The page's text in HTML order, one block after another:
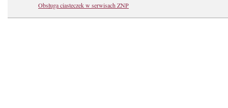
Obsługa ciasteczek w serwisach ZNP